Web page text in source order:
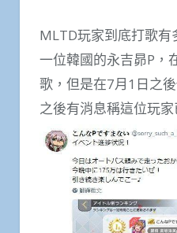
MLTD玩家到底打歌有
一位韓國的永吉昴P，
歌，但是在7月1日之
之後有消息稱這位玩